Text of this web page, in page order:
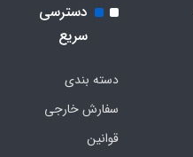
دسترسی
سریع
دسته بندی
سفارش خارجی
قوانین